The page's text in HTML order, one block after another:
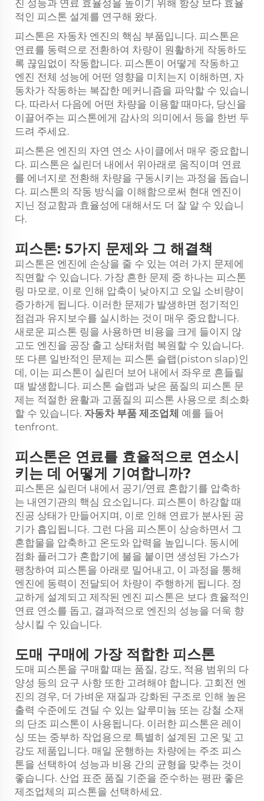
진 성능과 연료 효율성을 높이기 위해 항상 보다 효율
적인 피스톤 설계를 연구해 왔다.
피스톤은 자동차 엔진의 핵심 부품입니다. 피스톤은
연료를 동력으로 전환하여 차량이 원활하게 작동하도
록 끊임없이 작동합니다. 피스톤이 어떻게 작동하고
엔진 전체 성능에 어떤 영향을 미치는지 이해하면, 자
동차가 작동하는 복잡한 메커니즘을 파악할 수 있습니
다. 따라서 다음에 어떤 차량을 이용할 때마다, 당신을
이끌어주는 피스톤에게 감사의 의미에서 등을 한번 두
드려 주세요.
피스톤은 엔진의 자연 연소 사이클에서 매우 중요합니
다. 피스톤은 실린더 내에서 위아래로 움직이며 연료
를 에너지로 전환해 차량을 구동시키는 과정을 돕습니
다. 피스톤의 작동 방식을 이해함으로써 현대 엔진이
지닌 정교함과 효율성에 대해서도 더 잘 알 수 있습니
다.
피스톤: 5가지 문제와 그 해결책
피스톤은 엔진에 손상을 줄 수 있는 여러 가지 문제에
직면할 수 있습니다. 가장 흔한 문제 중 하나는 피스톤
링 마모로, 이로 인해 압축이 낮아지고 오일 소비량이
증가하게 됩니다. 이러한 문제가 발생하면 정기적인
점검과 유지보수를 실시하는 것이 매우 중요합니다.
새로운 피스톤 링을 사용하면 비용을 크게 들이지 않
고도 엔진을 공장 출고 상태처럼 복원할 수 있습니다.
또 다른 일반적인 문제는 피스톤 슬랩(piston slap)인
데, 이는 피스톤이 실린더 보어 내에서 좌우로 흔들릴
때 발생합니다. 피스톤 슬랩과 낮은 품질의 피스톤 문
제는 적절한 윤활과 고품질의 피스톤 사용으로 최소화
할 수 있습니다. 자동차 부품 제조업체 예를 들어
tenfront.
피스톤은 연료를 효율적으로 연소시
키는 데 어떻게 기여합니까?
피스톤은 실린더 내에서 공기/연료 혼합기를 압축하
는 내연기관의 핵심 요소입니다. 피스톤이 하강할 때
진공 상태가 만들어지며, 이로 인해 연료가 분사된 공
기가 흡입됩니다. 그런 다음 피스톤이 상승하면서 그
혼합물을 압축하고 온도와 압력을 높입니다. 동시에
점화 플러그가 혼합기에 불을 붙이면 생성된 가스가
팽창하여 피스톤을 아래로 밀어내고, 이 과정을 통해
엔진에 동력이 전달되어 차량이 주행하게 됩니다. 정
교하게 설계되고 제작된 엔진 피스톤은 보다 효율적인
연료 연소를 돕고, 결과적으로 엔진의 성능을 더욱 향
상시킬 수 있습니다.
도매 구매에 가장 적합한 피스톤
도매 피스톤을 구매할 때는 품질, 강도, 적용 범위의 다
양성 등의 요구 사항 또한 고려해야 합니다. 고회전 엔
진의 경우, 더 가벼운 재질과 강화된 구조로 인해 높은
출력 수준에도 견딜 수 있는 알루미늄 또는 강철 소재
의 단조 피스톤이 사용됩니다. 이러한 피스톤은 레이
싱 또는 중부하 작업용으로 특별히 설계된 고온 및 고
강도 제품입니다. 매일 운행하는 차량에는 주조 피스
톤을 선택하여 성능과 비용 간의 균형을 맞추는 것이
좋습니다. 산업 표준 품질 기준을 준수하는 평판 좋은
제조업체의 피스톤을 선택하세요.